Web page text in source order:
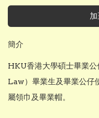
簡介
HKU香港大學碩士畢業
Law）畢業生及畢業公仔
屬領巾及畢業帽。